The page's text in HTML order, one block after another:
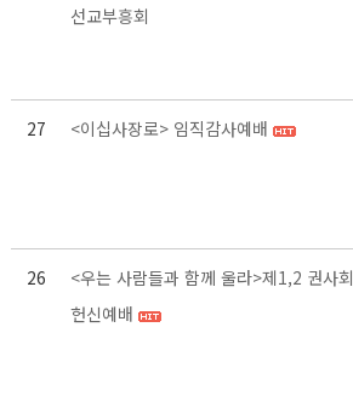
커뮤니티
선교부흥회
27 <이십사장로> 임직감사예배
26
<우는 사람들과 함께 울라>제1,2 권사회
헌신예배